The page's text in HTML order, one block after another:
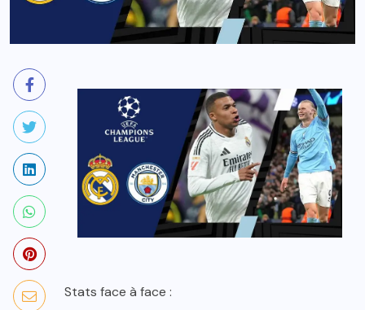
Stats face à face :